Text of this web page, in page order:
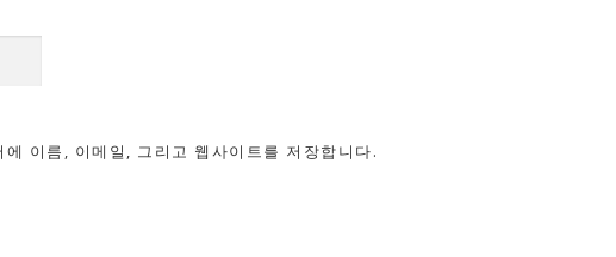
이름, 이메일, 그리고 웹사이트를 저장합니다.